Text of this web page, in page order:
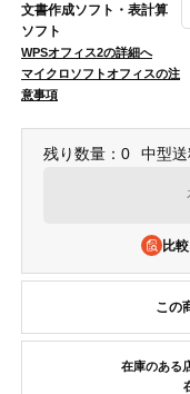
文書作成ソフト・表計算
ソフト
WPSオフィス2の詳細へ
マイクロソフトオフィスの注
意事項
残り数量：0 中型
比
この
在庫のある